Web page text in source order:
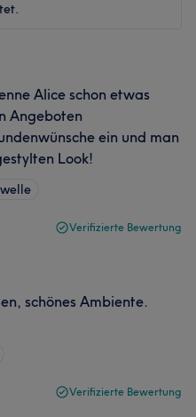
Alice schon etwas
Angeboten
ein und man
Look!
Verifizierte Bewertung
schönes Ambiente.
Verifizierte Bewertung